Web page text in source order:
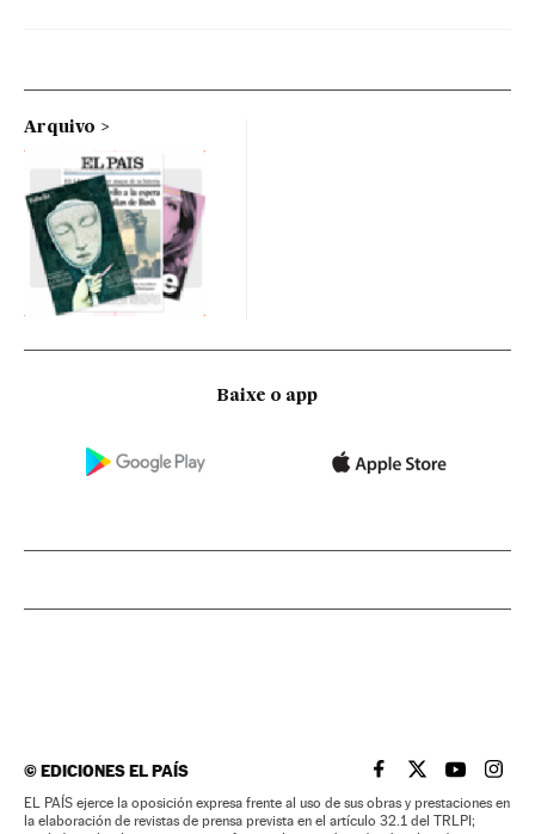
Arquivo
Baixe o app
©EDICIONES EL PAÍS EL PAÍS BRASIL EN
EL PAÍSEL PAÍS
EL
EL PAÍS ejerce la oposición expresa frente al uso de sus obras y prestaciones en
la elaboración de revistas de prensa prevista en el artículo 32.1 del TRLPI;